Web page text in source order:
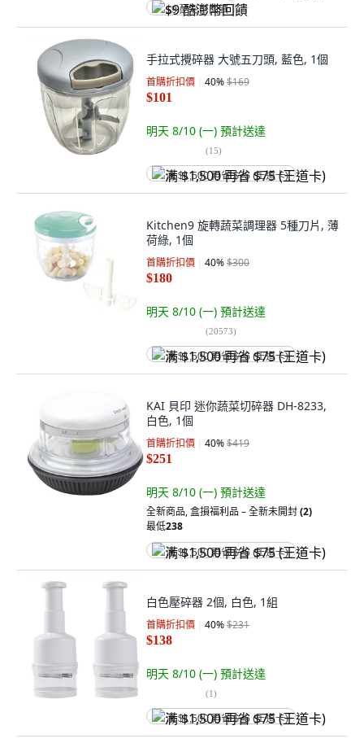
$9 酷澎幣回饋
手拉式攪碎器 大號五刀頭, 藍色, 1個
首購折扣價 40%$169
$101
明天 8/10 (一) 預計送達
(15)
满 $1,500 再省 $75 (王道卡)
Kitchen9 旋轉蔬菜調理器 5種刀片, 薄
荷綠, 1個
首購折扣價 40%$300
$180
明天 8/10 (一) 預計送達
(20573)
满 $1,500 再省 $75 (王道卡)
KAI 貝印 迷你蔬菜切碎器 DH-8233,
白色, 1個
首購折扣價 40%$419
$251
明天 8/10 (一) 預計送達
全新商品,盒損福利品 – 全新未開封(2)
最低238
满 $1,500 再省 $75 (王道卡)
白色壓碎器 2個, 白色, 1組
首購折扣價 40%$231
$138
明天 8/10 (一) 預計送達
(1)
满 $1,500 再省 $75 (王道卡)